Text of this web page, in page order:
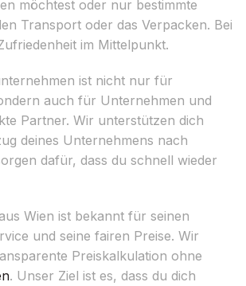
möchtest oder nur bestimmte
Transport oder das Verpacken. Bei
im Mittelpunkt.
ist nicht nur für
auch für Unternehmen und
Partner. Wir unterstützen dich
deines Unternehmens nach
dafür, dass du schnell wieder
Wien ist bekannt für seinen
und seine fairen Preise. Wir
Preiskalkulation ohne
. Unser Ziel ist es, dass du dich